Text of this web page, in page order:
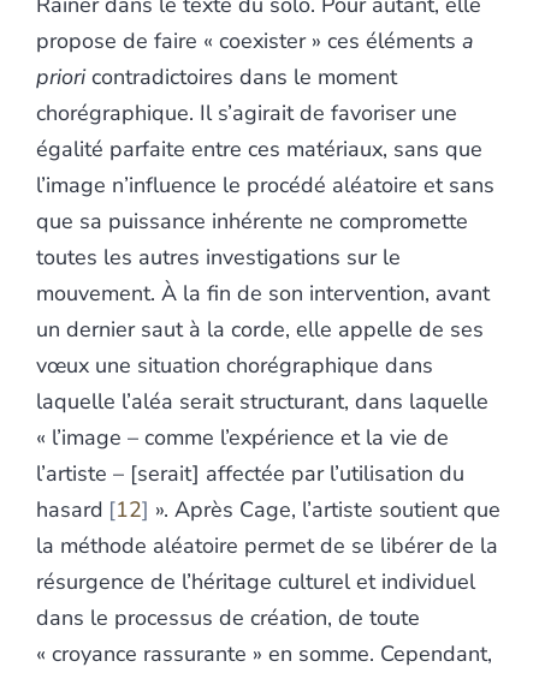
propose de faire « coexister » ces éléments a
prioricontradictoires dans le moment
chorégraphique. Il s’agirait de favoriser une
égalité parfaite entre ces matériaux, sans que
l’image n’influence le procédé aléatoire et sans
que sa puissance inhérente ne compromette
toutes les autres investigations sur le
mouvement. À la fin de son intervention, avant
un dernier saut à la corde, elle appelle de ses
vœux une situation chorégraphique dans
laquelle l’aléa serait structurant, dans laquelle
« l’image – comme l’expérience et la vie de
l’artiste – [serait] affectée par l’utilisation du
hasard 12 ». Après Cage, l’artiste soutient que
la méthode aléatoire permet de se libérer de la
résurgence de l’héritage culturel et individuel
dans le processus de création, de toute
« croyance rassurante » en somme. Cependant,